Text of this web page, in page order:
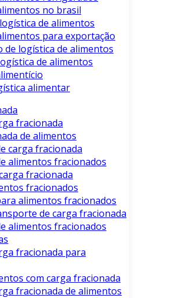
no brasil
de alimentos
para exportação
de logística de alimentos
de alimentos
alimentar
fracionada
de alimentos
carga fracionada
alimentos fracionados
fracionada
fracionados
alimentos fracionados
de carga fracionada
alimentos fracionados
fracionada para
com carga fracionada
fracionada de alimentos